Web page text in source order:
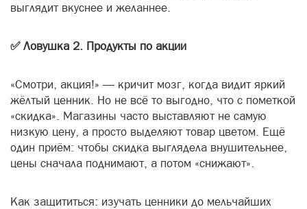
выглядит вкуснее и желаннее.
✅ Ловушка 2. Продукты по акции
«Смотри, акция!» — кричит мозг, когда видит яркий
жёлтый ценник. Но не всё то выгодно, что с пометкой
«скидка». Магазины часто выставляют не самую
низкую цену, а просто выделяют товар цветом. Ещё
один приём: чтобы скидка выглядела внушительнее,
цены сначала поднимают, а потом «снижают».
Как защититься: изучать ценники до мельчайших